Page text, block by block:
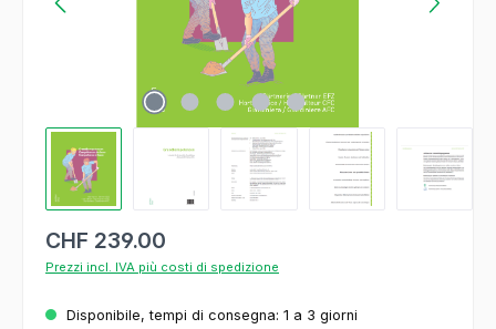
CHF 239.00
Prezzi incl. IVA più costi di spedizione
Disponibile, tempi di consegna: 1 a 3 giorni